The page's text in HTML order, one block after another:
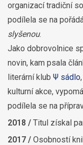
organizací tradiční
podílela se na
slyšenou.
Jako dobrovolnice
novin, kam psala
literární klub Ψ sádlo
kulturní akce,
podílela se na
2018 / Titul získal
2017 / Osobností